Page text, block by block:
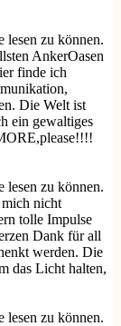
lesen zu können.
AnkerOasen
finde ich
Die Welt ist
ein gewaltiges
lesen zu können.
nicht
tolle Impulse
Dank für all
werden. Die
das Licht halten,
lesen zu können.